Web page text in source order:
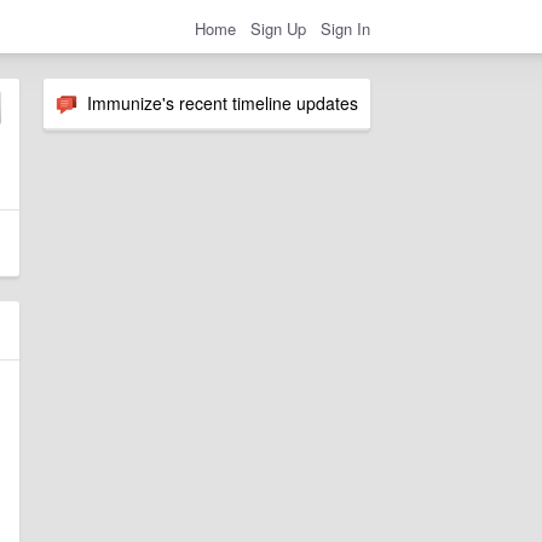
Home Sign Up Sign In
Immunize's recent timeline updates